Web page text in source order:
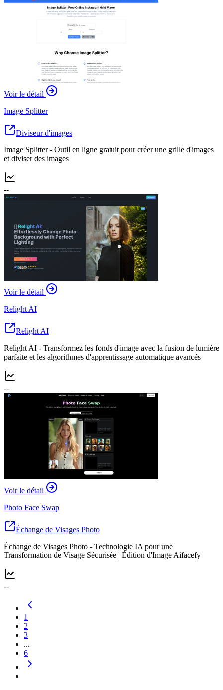
Voir le détail
Image Splitter
Diviseur d'images
Image Splitter - Outil en ligne gratuit pour créer une grille d'images
et diviser des images
--
Voir le détail
Relight AI
Relight AI
Relight AI - Transformez les fonds d'image avec la fusion de lumière
parfaite et les algorithmes d'apprentissage automatique avancés
--
Voir le détail
Photo Face Swap
Échange de Visages Photo
Échange de Visages Photo - Technologie IA pour une
Transformation de Visage Sécurisée | Édition d'Image Aifacefy
--
1
2
3
...
6